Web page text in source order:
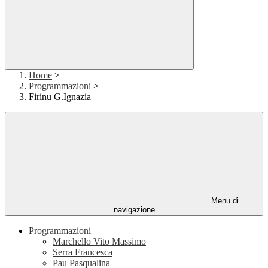
Home >
Programmazioni >
Firinu G.Ignazia
Menu di
navigazione
Programmazioni
Marchello Vito Massimo
Serra Francesca
Pau Pasqualina